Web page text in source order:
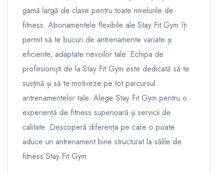
gamă largă de clase pentru toate nivelurile de
fitness. Abonamentele flexibile ale Stay Fit Gym îți
permit să te bucuri de antrenamente variate și
eficiente, adaptate nevoilor tale. Echipa de
profesioniști de la Stay Fit Gym este dedicată să te
susțină și să te motiveze pe tot parcursul
antrenamentelor tale. Alege Stay Fit Gym pentru o
experiență de fitness superioară și servicii de
calitate. Descoperă diferența pe care o poate
aduce un antrenament bine structurat la sălile de
fitness Stay Fit Gym.